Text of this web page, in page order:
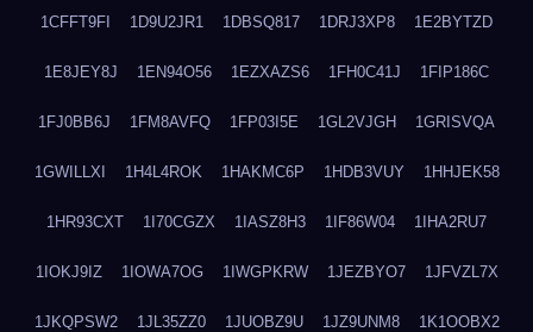
1CFFT9FI 1D9U2JR1 1DBSQ817 1DRJ3XP8 1E2BYTZD
1E8JEY8J 1EN94O56 1EZXAZS6 1FH0C41J 1FIP186C
1FJ0BB6J 1FM8AVFQ 1FP03I5E 1GL2VJGH 1GRISVQA
1GWILLXI 1H4L4ROK 1HAKMC6P 1HDB3VUY 1HHJEK58
1HR93CXT 1I70CGZX 1IASZ8H3 1IF86W04 1IHA2RU7
1IOKJ9IZ 1IOWA7OG 1IWGPKRW 1JEZBYO7 1JFVZL7X
1JKQPSW2 1JL35ZZ0 1JUOBZ9U 1JZ9UNM8 1K1OOBX2